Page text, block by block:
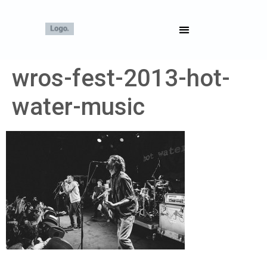
wros-fest-2013-hot-
water-music